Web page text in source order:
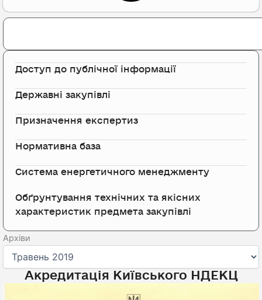
Search
Доступ до публічної інформації
Державні закупівлі
Призначення експертиз
Нормативна база
Система енергетичного менеджменту
Обґрунтування технічних та якісних
характеристик предмета закупівлі
Архіви
Архіви
Акредитація Київського НДЕКЦ